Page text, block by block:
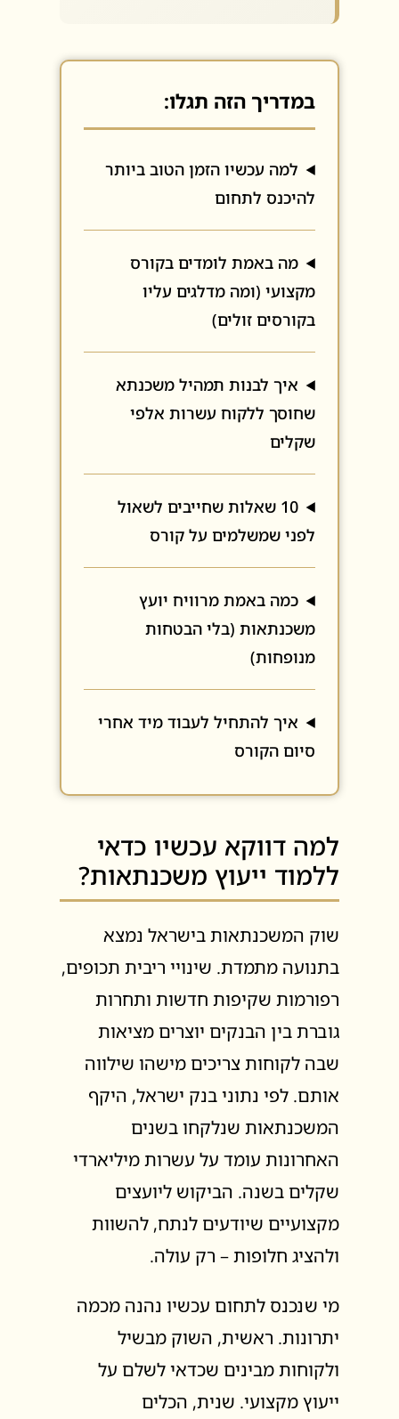
במדריך הזה תגלו:
למה עכשיו הזמן הטוב ביותר
להיכנס לתחום
מה באמת לומדים בקורס
מקצועי (ומה מדלגים עליו
בקורסים זולים)
איך לבנות תמהיל משכנתא
שחוסך ללקוח עשרות אלפי
שקלים
10 שאלות שחייבים לשאול
לפני שמשלמים על קורס
כמה באמת מרוויח יועץ
משכנתאות (בלי הבטחות
מנופחות)
איך להתחיל לעבוד מיד אחרי
סיום הקורס
למה דווקא עכשיו כדאי
ללמוד ייעוץ משכנתאות?
שוק המשכנתאות בישראל נמצא
בתנועה מתמדת. שינויי ריבית תכופים,
רפורמות שקיפות חדשות ותחרות
גוברת בין הבנקים יוצרים מציאות
שבה לקוחות צריכים מישהו שילווה
אותם. לפי נתוני בנק ישראל, היקף
המשכנתאות שנלקחו בשנים
האחרונות עומד על עשרות מיליארדי
שקלים בשנה. הביקוש ליועצים
מקצועיים שיודעים לנתח, להשוות
ולהציג חלופות – רק עולה.
מי שנכנס לתחום עכשיו נהנה מכמה
יתרונות. ראשית, השוק מבשיל
ולקוחות מבינים שכדאי לשלם על
ייעוץ מקצועי. שנית, הכלים